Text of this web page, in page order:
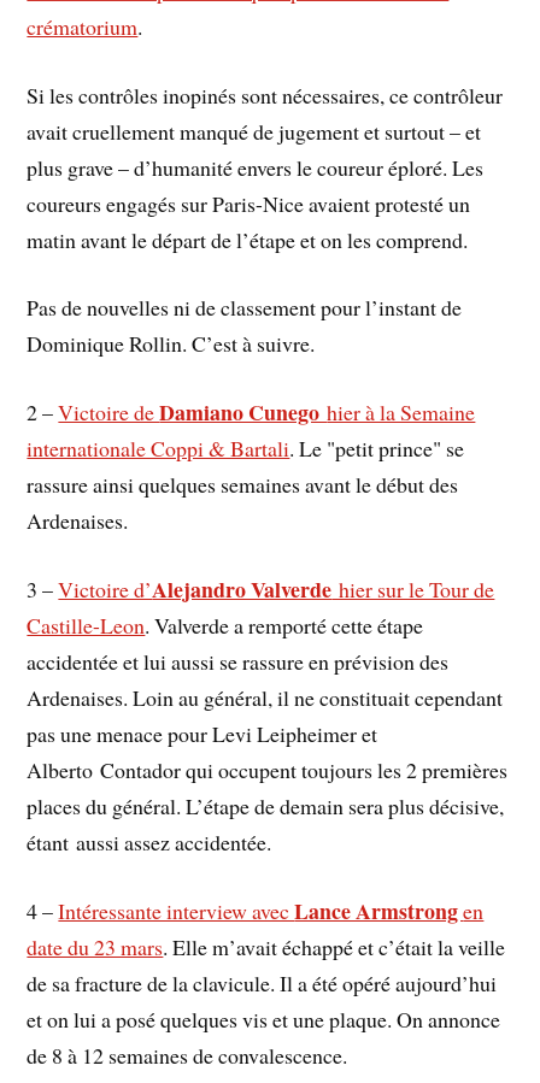
crématorium.
Si les contrôles inopinés sont nécessaires, ce contrôleur
avait cruellement manqué de jugement et surtout – et
plus grave – d’humanité envers le coureur éploré. Les
coureurs engagés sur Paris-Nice avaient protesté un
matin avant le départ de l’étape et on les comprend.
Pas de nouvelles ni de classement pour l’instant de
Dominique Rollin. C’est à suivre.
2 –Victoire deDamiano Cunegohier à la Semaine
internationale Coppi & Bartali. Le "petit prince" se
rassure ainsi quelques semaines avant le début des
Ardenaises.
3 –Victoire d’Alejandro Valverde hier sur le Tour de
Castille-Leon. Valverde a remporté cette étape
accidentée et lui aussi se rassure en prévision des
Ardenaises. Loin au général, il ne constituait cependant
pas une menace pour Levi Leipheimer et
Alberto Contador qui occupent toujours les 2 premières
places du général. L’étape de demain sera plus décisive,
étant aussi assez accidentée.
4 –Intéressante interview avecLance Armstrongen
date du 23 mars. Elle m’avait échappé et c’était la veille
de sa fracture de la clavicule. Il a été opéré aujourd’hui
et on lui a posé quelques vis et une plaque. On annonce
de 8 à 12 semaines de convalescence.